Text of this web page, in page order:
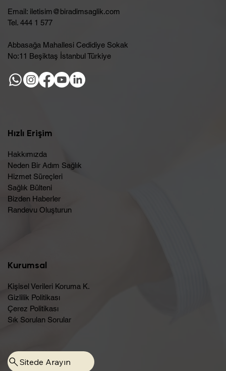
Email: iletisim@biradimsaglik.com
Tel. 444 1 577
Abbasağa Mahallesi Cedidiye Sokak
No:11 Beşiktaş İstanbul Türkiye
Hızlı Erişim
Hakkımızda
Neden Bir Adım Sağlık
Hizmet Süreçleri
Sağlık Bülteni
Bizden Haberler
Randevu Oluşturun​
Kurumsal
Kişisel Verileri Koruma K.
Gizlilik Politikası
Çerez Politikası
Sık Sorulan Sorular
Sitede Arayın